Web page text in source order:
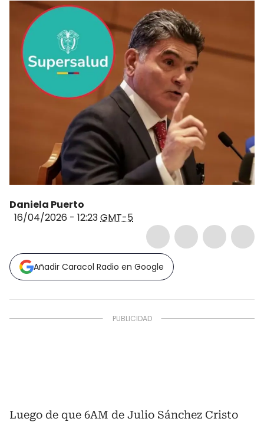
Daniela Puerto
16/04/2026 - 12:23GMT-5
Añadir Caracol Radio en Google
Luego de que 6AM de Julio Sánchez Cristo